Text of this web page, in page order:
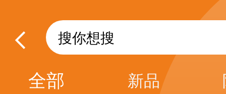
全部 新品